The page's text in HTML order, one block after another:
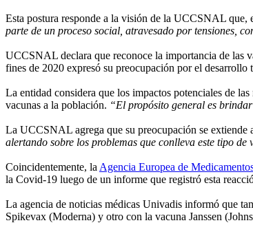
Esta postura responde a la visión de la UCCSNAL
parte de un proceso social, atravesado por tensiones,
UCCSNAL declara que reconoce la importancia de las
fines de 2020 expresó su preocupación por el desarrollo
La entidad considera que los impactos potenciales de
vacunas a la población. “El propósito general es
La UCCSNAL agrega que su preocupación se extiende
alertando sobre los problemas que conlleva este tipo
Coincidentemente, la Agencia Europea de
la Covid-19 luego de un informe que registró esta
La agencia de noticias médicas Univadis informó que
Spikevax (Moderna) y otro con la vacuna Janssen